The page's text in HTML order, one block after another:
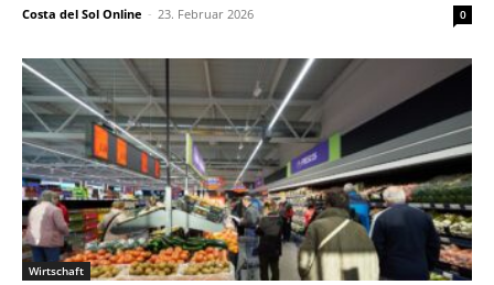
Costa del Sol Online - 23. Februar 2026 0
Wirtschaft